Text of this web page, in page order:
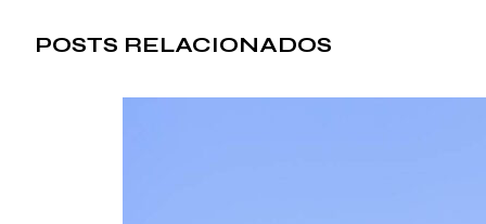
POSTS RELACIONADOS